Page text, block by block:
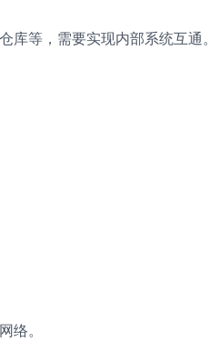
等，需要实现内部系统互通。
络。